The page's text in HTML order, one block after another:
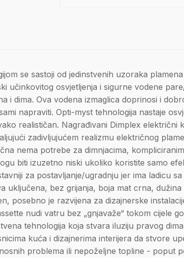
se sastoji od jedinstvenih uzoraka
učinkovitog osvjetljenja i sigurne vodene
dima. Ova vodena izmaglica doprinosi i
napraviti. Opti-myst tehnologija nastaje
realističan. Nagrađivani Dimplex električni
zadivljujućem realizmu električnog
nema potrebe za dimnjacima,
biti izuzetno niski ukoliko koristite samo
za postavljanje/ugradnju jer ima ladicu
bez grijanja, boja mat crna,
posebno je razvijena za dizajnerske
nudi vatru bez „gnjavaže“ tokom cijele
tehnologija koja stvara iluziju pravog
kuća i dizajnerima interijera da stvore
problema ili nepoželjne topline - poput